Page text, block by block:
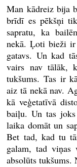
Man kādreiz bija
brīdī es pēkšņi
sapratu, ka
nekā. Ļoti bieži
gatavs. Un kad
vairs nav tālāk,
tukšums. Tas ir
aiz tā nekā nav.
kā veģetatīvā
baiļu. Un tas
laika domāt un
Bet tad, kad tu
galam, tad
absolūts tukšums.